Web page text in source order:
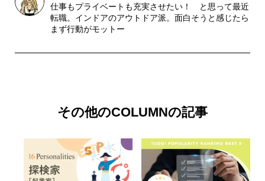
仕事もプライベートも充実させたい！ と思って最近
転職。インドアのアウトドア派。面白そうと感じたら
まず行動がモットー
その他のCOLUMNの記事